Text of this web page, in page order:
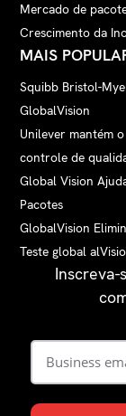
Mercado de
Crescimento da
MAIS
Squibb Bristol-
GlobalVision
Unilever mantém
controle de
Global Vision
Pacotes
GlobalVision
Teste global